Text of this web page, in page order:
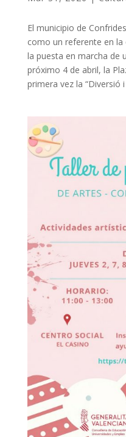
El municipio de
como un referente en
la puesta en marcha de
próximo 4 de abril, la
primera vez la “Diversió